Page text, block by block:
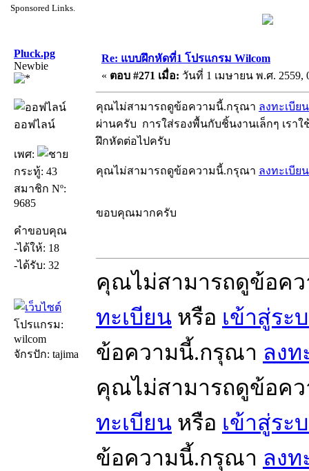
Sponsored Links.
Pluck.pg
Newbie
ออฟไลน์
เพศ:
กระทู้: 43
สมาชิก Nº:
9685
คำขอบคุณ
-ได้ให้: 18
-ได้รับ: 32
โปรแกรม:
wilcom
จักรปัก: tajima
Re: แบบฝึกหัดที่1 โปรแกรม Wilcom
« ตอบ #271 เมื่อ: วันที่ 1 เมษายน พ.ศ. 2559,
คุณไม่สามารถดูข้อความนี้.กรุณา ลงทะเบียน
ผ่านครับ การใส่รองพื้นกับชิ้นงานเล็กๆ เรา
ฝึกหัดต่อไปครับ
คุณไม่สามารถดูข้อความนี้.กรุณา ลงทะเบียน
ขอบคุณมากครับ
คุณไม่สามารถดูข้อค
ทะเบียน หรือ เข้าสู่ระ
ข้อความนี้.กรุณา ลงท
คุณไม่สามารถดูข้อค
ทะเบียน หรือ เข้าสู่ระ
ข้อความนี้.กรุณา ลงท